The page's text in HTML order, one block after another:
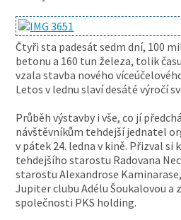
Čtyři sta padesát sedm dní, 100
betonu a 160 tun železa, tolik
vzala stavba nového
Letos v lednu slaví desáté výročí
Průběh výstavby i vše, co jí
návštěvníkům tehdejší jednatel
v pátek 24. ledna v kině. Přizval si
tehdejšího starostu Radovana
starostu Alexandrose
Jupiter clubu Adélu Šoukalovou a
společnosti PKS holding.